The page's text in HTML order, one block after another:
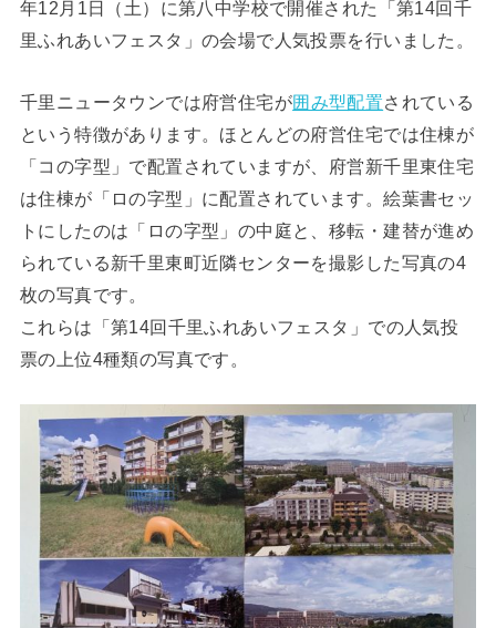
年12月1日（土）に第八中学校で開催された「第14回千
里ふれあいフェスタ」の会場で人気投票を行いました。
千里ニュータウンでは府営住宅が囲み型配置されている
という特徴があります。ほとんどの府営住宅では住棟が
「コの字型」で配置されていますが、府営新千里東住宅
は住棟が「ロの字型」に配置されています。絵葉書セッ
トにしたのは「ロの字型」の中庭と、移転・建替が進め
られている新千里東町近隣センターを撮影した写真の4
枚の写真です。
これらは「第14回千里ふれあいフェスタ」での人気投
票の上位4種類の写真です。